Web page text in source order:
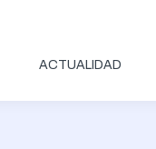
ACTUALIDAD